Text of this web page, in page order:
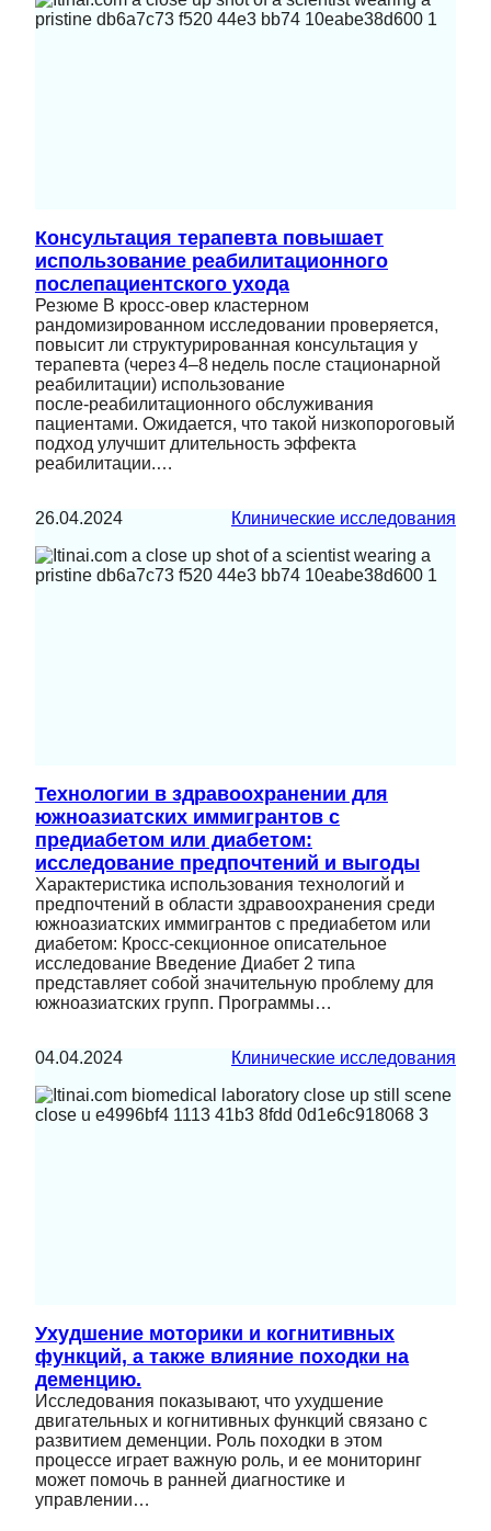
Консультация терапевта повышает
использование реабилитационного
послепациентского ухода
Резюме В кросс‑овер кластерном
рандомизированном исследовании проверяется,
повысит ли структурированная консультация у
терапевта (через 4–8 недель после стационарной
реабилитации) использование
после‑реабилитационного обслуживания
пациентами. Ожидается, что такой низкопороговый
подход улучшит длительность эффекта
реабилитации.…
26.04.2024 Клинические исследования
Технологии в здравоохранении для
южноазиатских иммигрантов с
предиабетом или диабетом:
исследование предпочтений и выгоды
Характеристика использования технологий и
предпочтений в области здравоохранения среди
южноазиатских иммигрантов с предиабетом или
диабетом: Кросс-секционное описательное
исследование Введение Диабет 2 типа
представляет собой значительную проблему для
южноазиатских групп. Программы…
04.04.2024 Клинические исследования
Ухудшение моторики и когнитивных
функций, а также влияние походки на
деменцию.
Исследования показывают, что ухудшение
двигательных и когнитивных функций связано с
развитием деменции. Роль походки в этом
процессе играет важную роль, и ее мониторинг
может помочь в ранней диагностике и
управлении…